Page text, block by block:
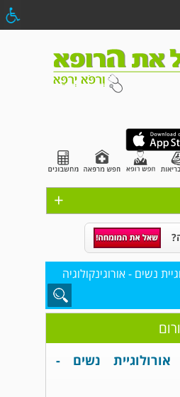
+
נשים - אורוגינקולוגיה
נשים -